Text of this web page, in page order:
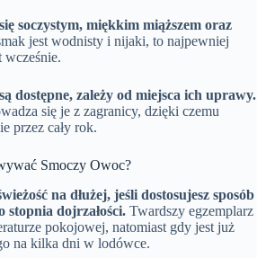
soczystym, miękkim miąższem oraz
jest wodnisty i nijaki, to najpewniej
wcześnie.
dostępne, zależy od miejsca ich uprawy.
się je z zagranicy, dzięki czemu
przez cały rok.
Smoczy Owoc?
na dłużej, jeśli dostosujesz sposób
stopnia dojrzałości. Twardszy egzemplarz
pokojowej, natomiast gdy jest już
na kilka dni w lodówce.